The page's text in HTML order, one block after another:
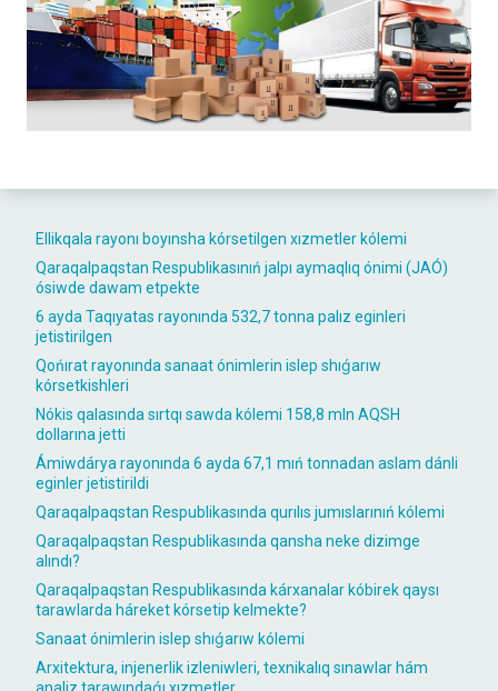
Ellikqala rayonı boyınsha kórsetilgen xızmetler kólemi
Qaraqalpaqstan Respublikasınıń jalpı aymaqlıq ónimi (JAÓ)
ósiwde dawam etpekte
6 ayda Taqıyatas rayonında 532,7 tonna palız eginleri
jetistirilgen
Qońırat rayonında sanaat ónimlerin islep shıǵarıw
kórsetkishleri
Nókis qalasında sırtqı sawda kólemi 158,8 mln AQSH
dollarına jetti
Ámiwdárya rayonında 6 ayda 67,1 mıń tonnadan aslam dánli
eginler jetistirildi
Qaraqalpaqstan Respublikasında qurılıs jumıslarınıń kólemi
Qaraqalpaqstan Respublikasında qansha neke dizimge
alındı?
Qaraqalpaqstan Respublikasında kárxanalar kóbirek qaysı
tarawlarda háreket kórsetip kelmekte?
Sanaat ónimlerin islep shıǵarıw kólemi
Arxitektura, injenerlik izleniwleri, texnikalıq sınawlar hám